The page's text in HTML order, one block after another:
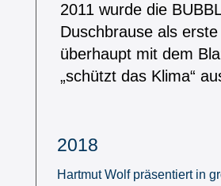
2011 wurde die
Duschbrause als
überhaupt mit dem
„schützt das Klima“
2018
Hartmut Wolf präsentiert in